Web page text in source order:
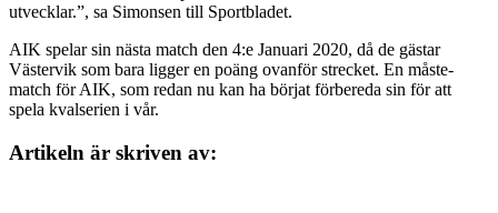
utvecklar.”, sa Simonsen till Sportbladet.
AIK spelar sin nästa match den 4:e Januari 2020, då de gästar
Västervik som bara ligger en poäng ovanför strecket. En måste-
match för AIK, som redan nu kan ha börjat förbereda sin för att
spela kvalserien i vår.
Artikeln är skriven av: